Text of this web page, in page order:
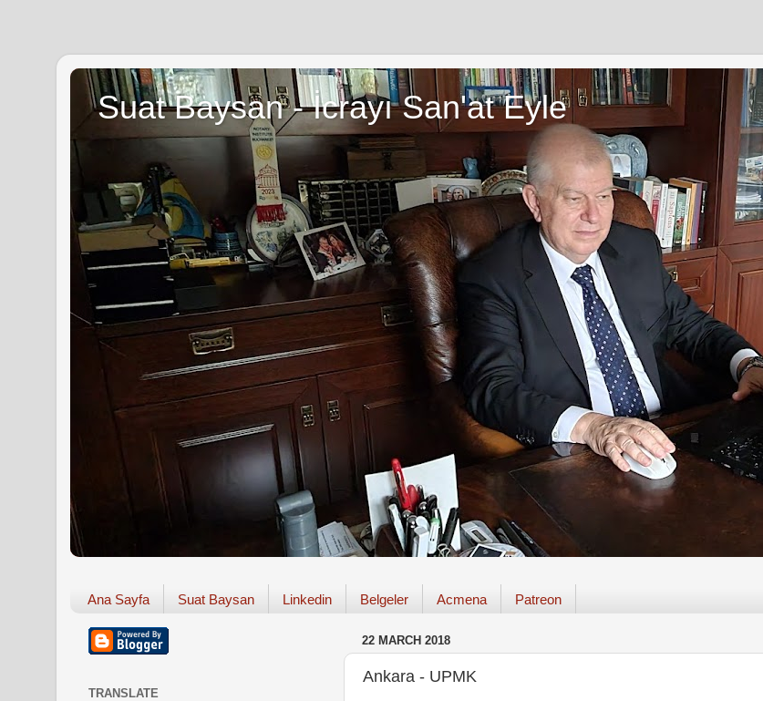
Suat Baysan - İcrayı San'at Eyle
Ana Sayfa Suat Baysan Linkedin Belgeler Acmena Patreon
22 MARCH 2018
Ankara - UPMK
TRANSLATE